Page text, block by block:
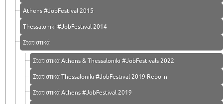
Athens #JobFestival 2015
Thessaloniki #JobFestival 2014
Στατιστικά
Στατιστικά Athens & Thessaloniki #JobFestivals 2022
Στατιστικά Thessaloniki #JobFestival 2019 Reborn
Στατιστικά Athens #JobFestival 2019